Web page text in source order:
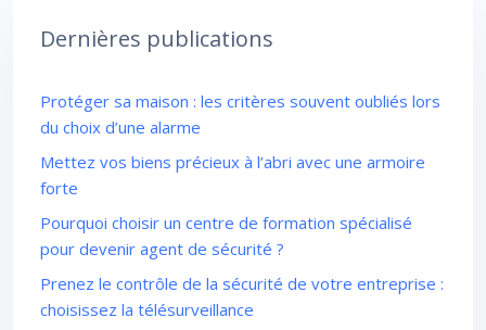
Dernières publications
Protéger sa maison : les critères souvent oubliés lors
du choix d’une alarme
Mettez vos biens précieux à l’abri avec une armoire
forte
Pourquoi choisir un centre de formation spécialisé
pour devenir agent de sécurité ?
Prenez le contrôle de la sécurité de votre entreprise :
choisissez la télésurveillance